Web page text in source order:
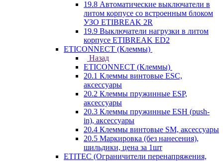
19.8 Автоматические выключатели в
литом корпусе со встроенным блоком
УЗО ETIBREAK 2R
19.9 Выключатели нагрузки в литом
корпусе ETIBREAK ED2
ETICONNECT (Клеммы)
Назад
ETICONNECT (Клеммы)
20.1 Клеммы винтовые ESC,
аксессуары
20.2 Клеммы пружинные ESP,
аксессуары
20.3 Клеммы пружинные ESH (push-
in), аксессуары
20.4 Клеммы винтовые SM, аксессуары
20.5 Маркировка (без нанесения),
шильдики, цена за 1шт
ETITEC (Ограничители перенапряжения,